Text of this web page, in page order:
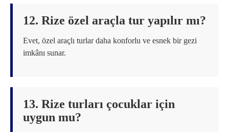
12. Rize özel araçla tur yapılır mı?
Evet, özel araçlı turlar daha konforlu ve esnek bir gezi
imkânı sunar.
13. Rize turları çocuklar için
uygun mu?